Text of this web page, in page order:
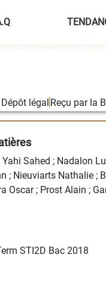
Dépôt légal Reçu par la
Yahi Sahed ; Nadalon
; Nieuviarts Nathalie;
Oscar; Prost Alain ;
STI2D Bac 2018